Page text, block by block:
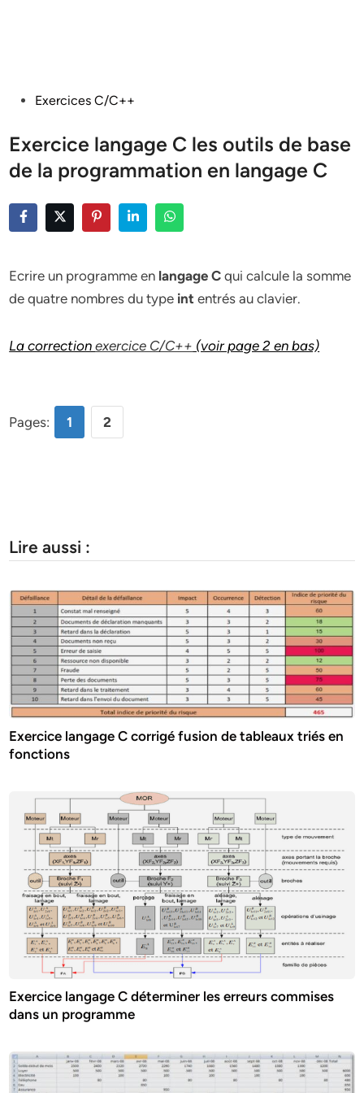
PostedExercices C/C++
Exercice langage C les outils de base
de la programmation en langage C
Ecrire un programme en langage C qui calcule la somme
de quatre nombres du type intentrés au clavier.
La correctionexercice C/C++ (voir page 2 en bas)
Pages: 1 2
Lire aussi :
Exercice langage C corrigé fusion de tableaux triés en
fonctions
Exercice langage C déterminer les erreurs commises
dans un programme